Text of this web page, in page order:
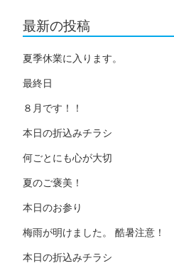
最新の投稿
夏季休業に入ります。
最終日
８月です！！
本日の折込みチラシ
何ごとにも心が大切
夏のご褒美！
本日のお参り
梅雨が明けました。 酷暑注意！
本日の折込みチラシ